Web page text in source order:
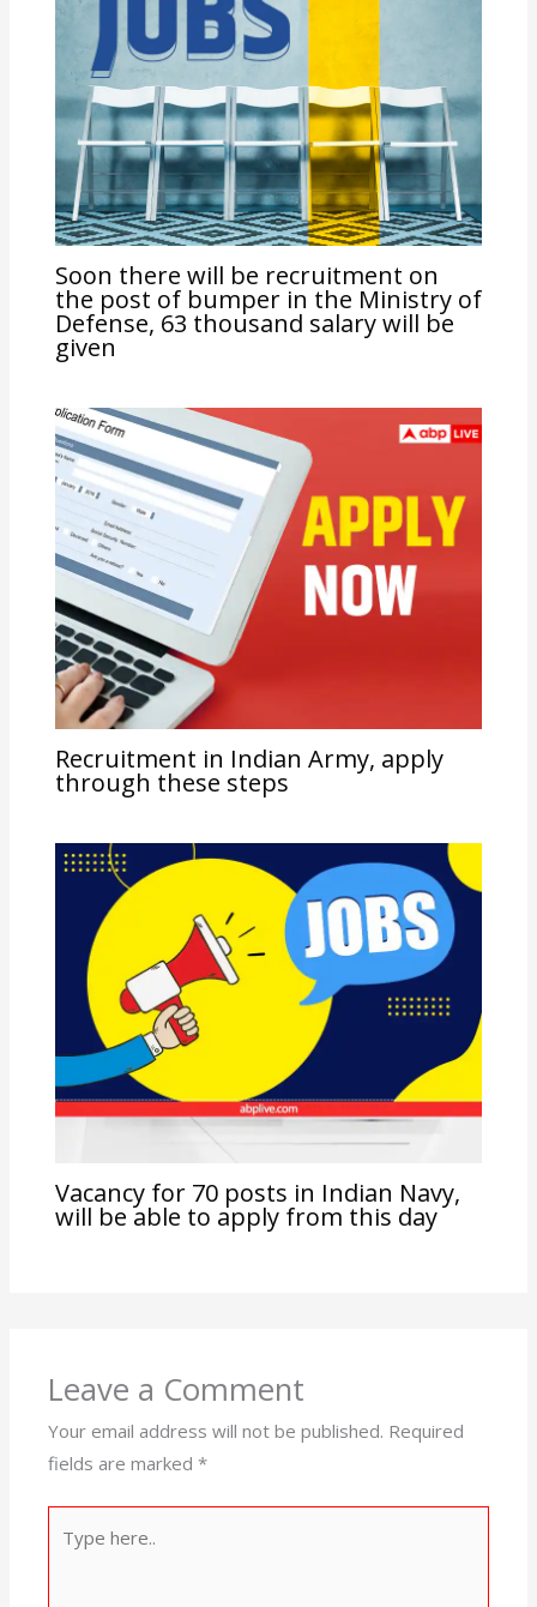
Soon there will be recruitment on
the post of bumper in the Ministry of
Defense, 63 thousand salary will be
given
Recruitment in Indian Army, apply
through these steps
Vacancy for 70 posts in Indian Navy,
will be able to apply from this day
Leave a Comment
Your email address will not be published. Required
fields are marked*
here..